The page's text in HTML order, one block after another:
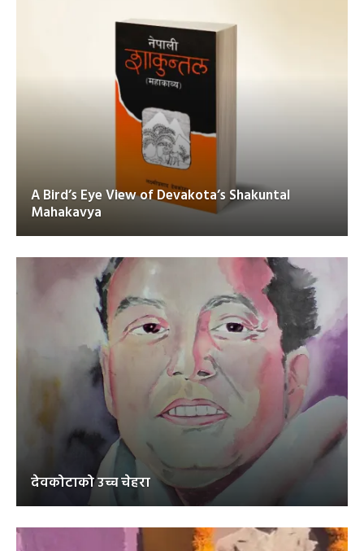
A Bird’s Eye View of Devakota’s Shakuntal
Mahakavya
देवकोटाको उच्च चेहरा